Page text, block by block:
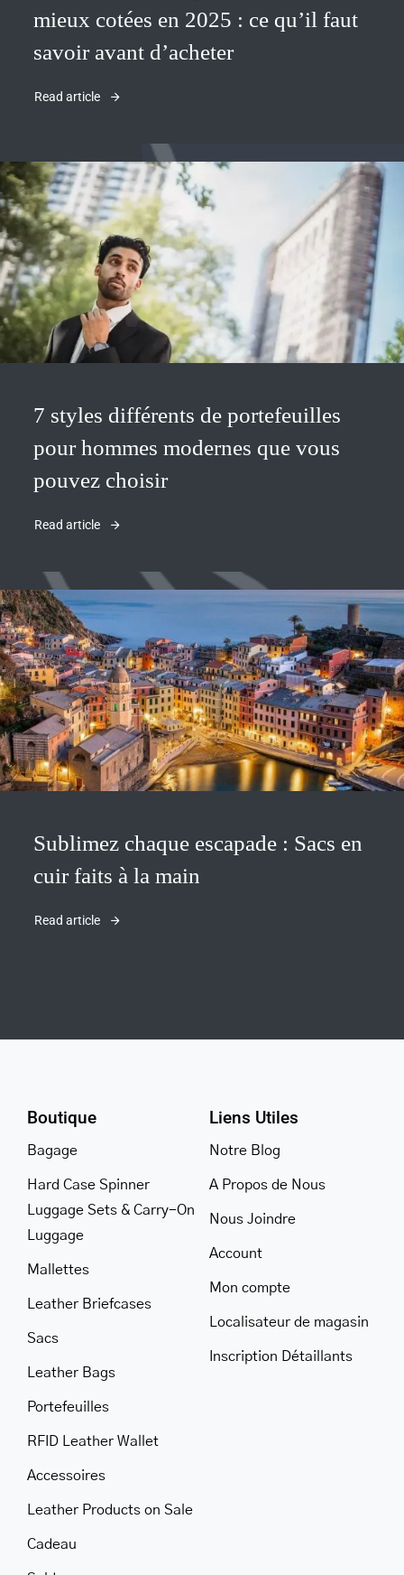
mieux cotées en 2025 : ce qu’il faut
savoir avant d’acheter
Read article
7 styles différents de portefeuilles
pour hommes modernes que vous
pouvez choisir
Read article
Sublimez chaque escapade : Sacs en
cuir faits à la main
Read article
Boutique
Bagage
Hard Case Spinner
Luggage Sets & Carry-On
Luggage
Mallettes
Leather Briefcases
Sacs
Leather Bags
Portefeuilles
RFID Leather Wallet
Accessoires
Leather Products on Sale
Cadeau
Liens Utiles
Notre Blog
A Propos de Nous
Nous Joindre
Account
Mon compte
Localisateur de magasin
Inscription Détaillants